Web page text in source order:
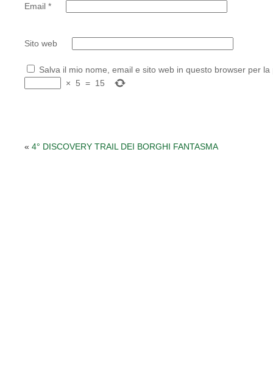
Email *
Sito web
Salva il mio nome, email e sito web in questo browser per
×
5 = 15
« 4° DISCOVERY TRAIL DEI BORGHI FANTASMA